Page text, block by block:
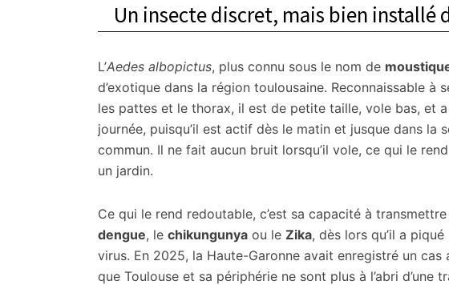
Un insecte discret, mais bien installé
L’Aedes albopictus, plus connu sous le nom de
d’exotique dans la région toulousaine. Reconnaissable à
les pattes et le thorax, il est de petite taille, vole bas, et
journée, puisqu’il est actif dès le matin et jusque dans la
commun. Il ne fait aucun bruit lorsqu’il vole, ce qui le
un jardin.
Ce qui le rend redoutable, c’est sa capacité à
dengue, le chikungunya ou le Zika, dès lors qu’il a
virus. En 2025, la Haute-Garonne avait enregistré un
que Toulouse et sa périphérie ne sont plus à l’abri d’une